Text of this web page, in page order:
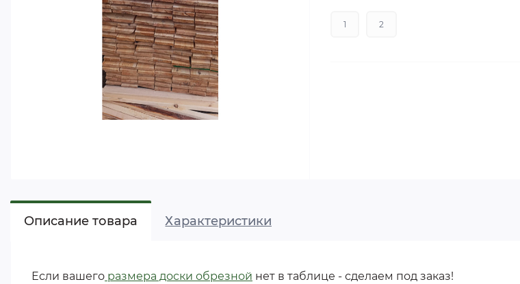
1 2
Описание товара Характеристики
Если вашего размера доски обрезной нет в таблице - сделаем под заказ!